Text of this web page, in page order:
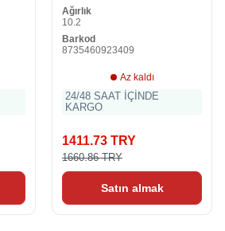
Ağırlık
10.2
Barkod
8735460923409
Az kaldı
24/48 SAAT İÇİNDE
KARGO
1411.73 TRY
1660.86 TRY
Satın almak